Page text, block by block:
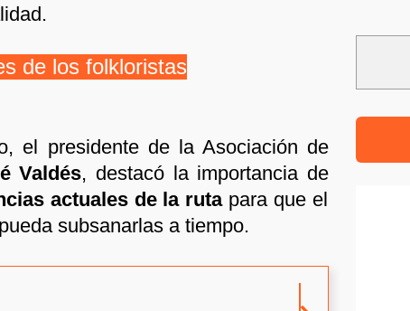
de los folkloristas
el presidente de la Asociación de
Valdés, destacó la importancia de
actuales de la rutapara que el
subsanarlas a tiempo.